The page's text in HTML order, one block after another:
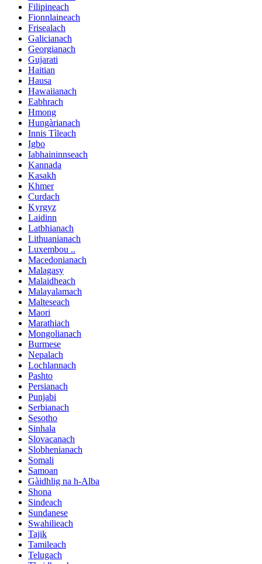
Filipineach
Fionnlaineach
Frisealach
Galicianach
Georgianach
Gujarati
Haitian
Hausa
Hawaiianach
Eabhrach
Hmong
Hungàrianach
Innis Tìleach
Igbo
Iabhaininnseach
Kannada
Kasakh
Khmer
Curdach
Kyrgyz
Laidinn
Latbhianach
Lithuanianach
Luxembou ..
Macedonianach
Malagasy
Malaidheach
Malayalamach
Malteseach
Maori
Marathiach
Mongolianach
Burmese
Nepalach
Lochlannach
Pashto
Persianach
Punjabi
Serbianach
Sesotho
Sinhala
Slovacanach
Slobhenianach
Somali
Samoan
Gàidhlig na h-Alba
Shona
Sindeach
Sundanese
Swahilieach
Tajik
Tamileach
Telugach